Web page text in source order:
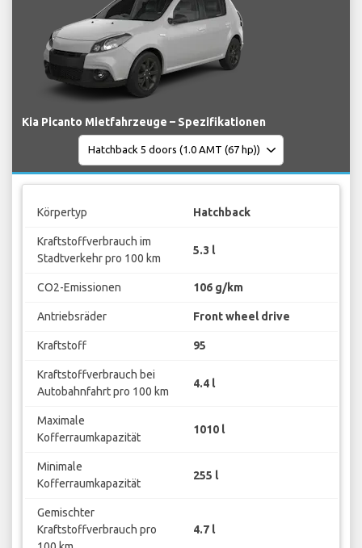
Kia Picanto Mietfahrzeuge – Spezifikationen
Körpertyp Hatchback
Kraftstoffverbrauch im
Stadtverkehr pro 100 km
5.3 l
CO2-Emissionen 106 g/km
Antriebsräder Front wheel drive
Kraftstoff 95
Kraftstoffverbrauch bei
Autobahnfahrt pro 100 km
4.4 l
Maximale
Kofferraumkapazität
1010 l
Minimale
Kofferraumkapazität
255 l
Gemischter
Kraftstoffverbrauch pro
4.7 l